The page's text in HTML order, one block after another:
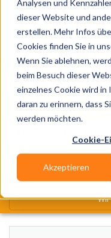
Analysen und
dieser Website und
erstellen. Mehr Infos
Cookies finden Sie in
Wenn Sie ablehnen,
beim Besuch dieser
einzelnes Cookie wird
daran zu erinnern, dass
werden möchten.
Cookie-
Akzeptieren